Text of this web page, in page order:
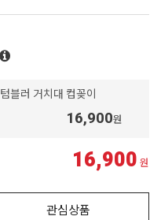
블러 거치대 컵꽂이
16,900원
16,900 원
관심상품